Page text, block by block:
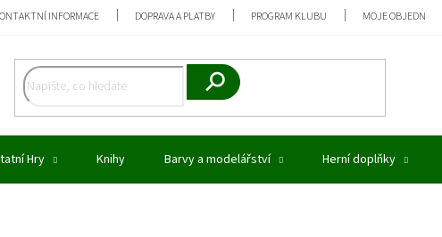
INFORMACE DOPRAVA A PLATBY PROGRAM KLUBU MOJE OBJEDNÁVKA
Hry Knihy Barvy a modelářství Herní doplňky